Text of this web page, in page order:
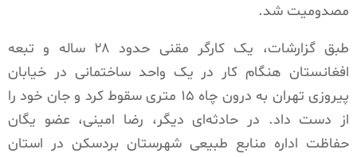
مصدومیت شد.
طبق گزارشات، یک کارگر مقنی حدود ۲۸ ساله و تبعه
افغانستان هنگام کار در یک واحد ساختمانی در خیابان
پیروزی تهران به درون چاه ۱۵ متری سقوط کرد و جان خود را
از دست داد. در حادثه‌ای دیگر، رضا امینی، عضو یگان
حفاظت اداره منابع طبیعی شهرستان بردسکن در استان